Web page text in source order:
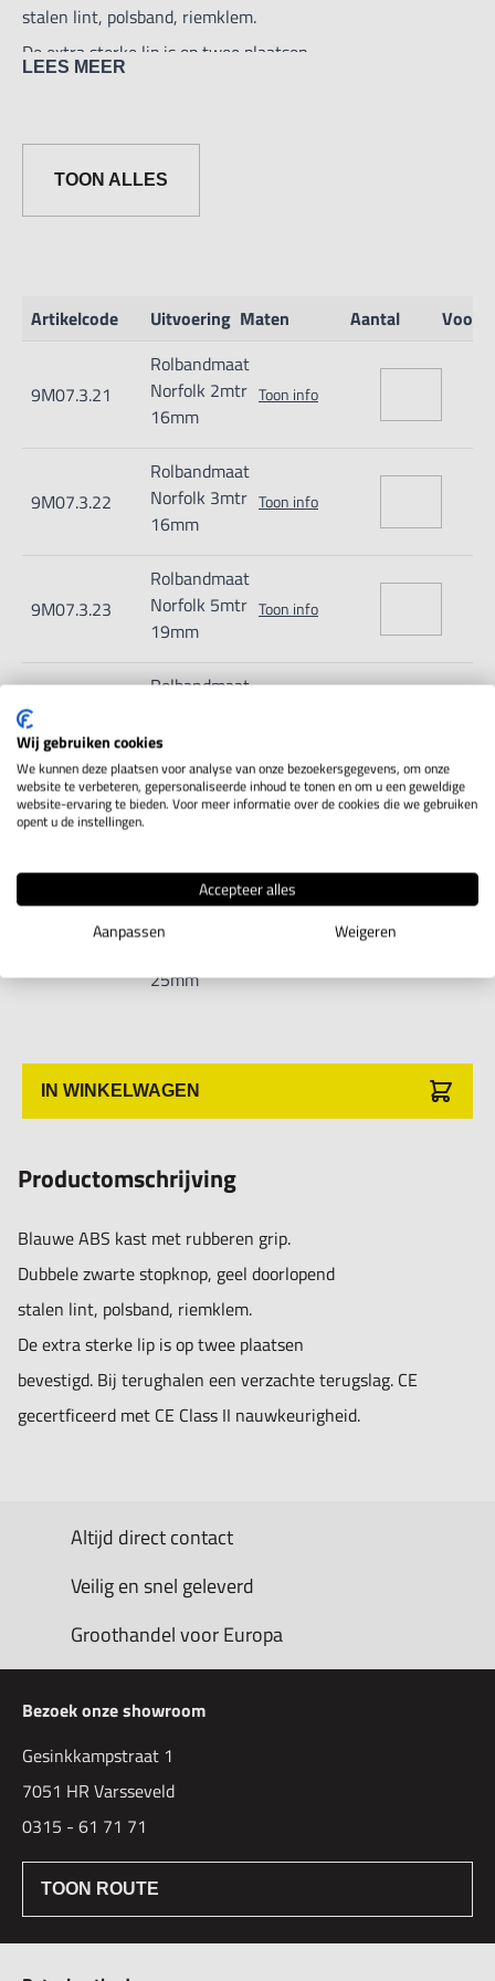
stalen lint, polsband, riemklem.
De extra sterke lip is op twee plaatsen
LEES MEER
TOON ALLES
Artikelcode Uitvoering Maten Aantal
9M07.3.21
Rolbandmaat
Norfolk 2mtr
16mm
Toon info
9M07.3.22
Rolbandmaat
Norfolk 3mtr
16mm
Toon info
9M07.3.23
Rolbandmaat
Norfolk 5mtr
19mm
Toon info
9M07.3.24
Rolbandmaat
25mm
9M07.3.25
Rolbandmaat
9M07.3.26
Rolbandmaat
Norfolk
25mm
IN WINKELWAGEN
Productomschrijving
Blauwe ABS kast met rubberen grip.
Dubbele zwarte stopknop, geel doorlopend
stalen lint, polsband, riemklem.
De extra sterke lip is op twee plaatsen
bevestigd. Bij terughalen een verzachte terugslag. CE
gecertficeerd met CE Class II nauwkeurigheid.
Altijd direct contact
Veilig en snel geleverd
Groothandel voor Europa
Bezoek onze showroom
Gesinkkampstraat 1
7051 HR Varsseveld
0315 - 61 71 71
TOON ROUTE
Wij gebruiken cookies
We kunnen deze plaatsen voor analyse van onze bezoekersgegevens, om onze
website te verbeteren, gepersonaliseerde inhoud te tonen en om u een geweldige
website-ervaring te bieden. Voor meer informatie over de cookies die we gebruiken
opent u de instellingen.
Accepteer alles
Aanpassen
Weigeren